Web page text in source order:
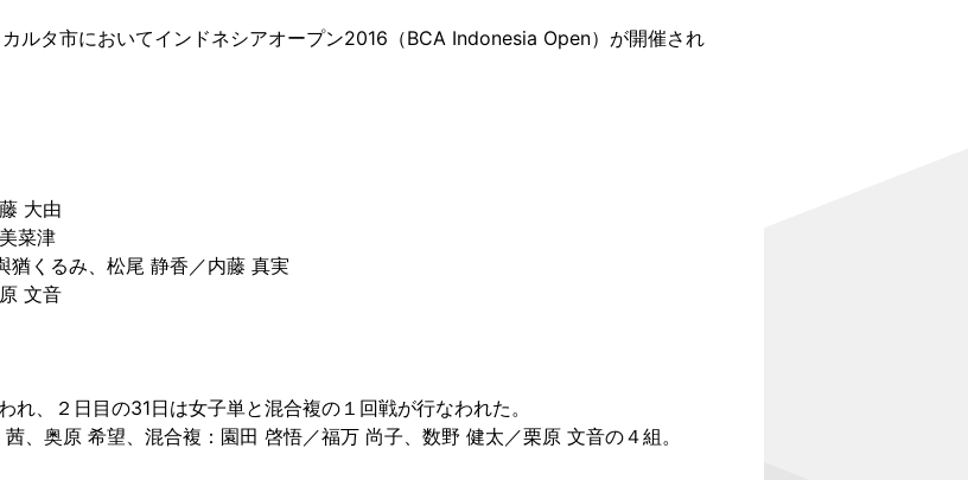
ルタ市においてインドネシアオープン2016（BCA Indonesia Open）が開催され
大由
菜津
猶くるみ、松尾 静香／内藤 真実
文音
、２日目の31日は女子単と混合複の１回戦が行なわれた。
、奥原 希望、混合複：園田 啓悟／福万 尚子、数野 健太／栗原 文音の４組。